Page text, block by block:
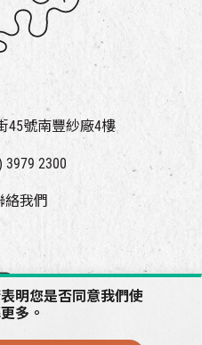
明您是否同意我們使
多。
45號南豐紗廠4樓
3979 2300
絡我們